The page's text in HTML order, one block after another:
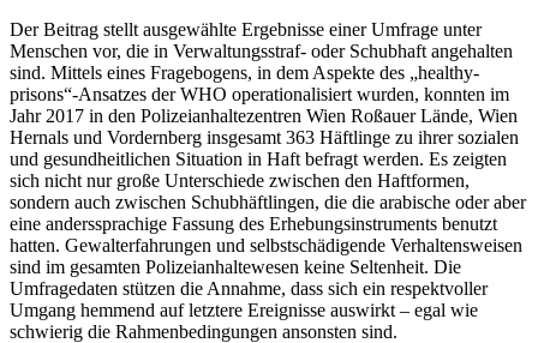
Der Beitrag stellt ausgewählte Ergebnisse einer Umfrage unter
Menschen vor, die in Verwaltungsstraf- oder Schubhaft angehalten
sind. Mittels eines Fragebogens, in dem Aspekte des „healthy-
prisons“-Ansatzes der WHO operationalisiert wurden, konnten im
Jahr 2017 in den Polizeianhaltezentren Wien Roßauer Lände, Wien
Hernals und Vordernberg insgesamt 363 Häftlinge zu ihrer sozialen
und gesundheitlichen Situation in Haft befragt werden. Es zeigten
sich nicht nur große Unterschiede zwischen den Haftformen,
sondern auch zwischen Schubhäftlingen, die die arabische oder aber
eine anderssprachige Fassung des Erhebungsinstruments benutzt
hatten. Gewalterfahrungen und selbstschädigende Verhaltensweisen
sind im gesamten Polizeianhaltewesen keine Seltenheit. Die
Umfragedaten stützen die Annahme, dass sich ein respektvoller
Umgang hemmend auf letztere Ereignisse auswirkt – egal wie
schwierig die Rahmenbedingungen ansonsten sind.